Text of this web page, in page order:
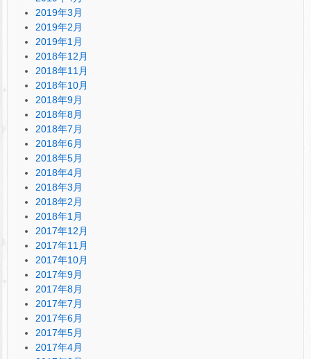
2019年3月
2019年2月
2019年1月
2018年12月
2018年11月
2018年10月
2018年9月
2018年8月
2018年7月
2018年6月
2018年5月
2018年4月
2018年3月
2018年2月
2018年1月
2017年12月
2017年11月
2017年10月
2017年9月
2017年8月
2017年7月
2017年6月
2017年5月
2017年4月